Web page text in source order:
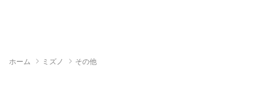
ホーム ミズノ その他